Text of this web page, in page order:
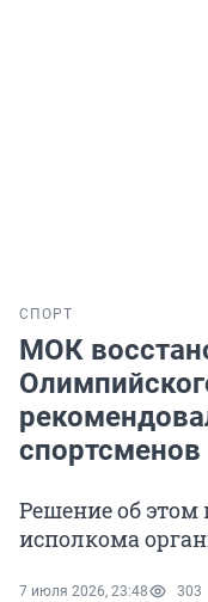
СПОРТ
МОК
спортсменов
Решение об
исполкома
7 июля 2026, 23:48 303